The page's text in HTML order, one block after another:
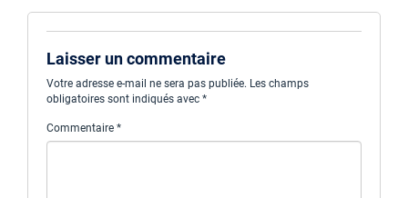
Laisser un commentaire
Votre adresse e-mail ne sera pas publiée. Les champs
obligatoires sont indiqués avec *
Commentaire *